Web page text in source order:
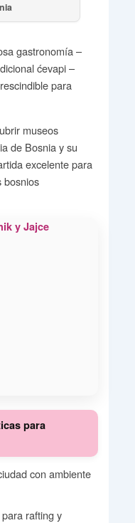
gastronomía –
ćevapi –
para
museos
de Bosnia y su
excelente para
bosnios
para
con ambiente
rafting y